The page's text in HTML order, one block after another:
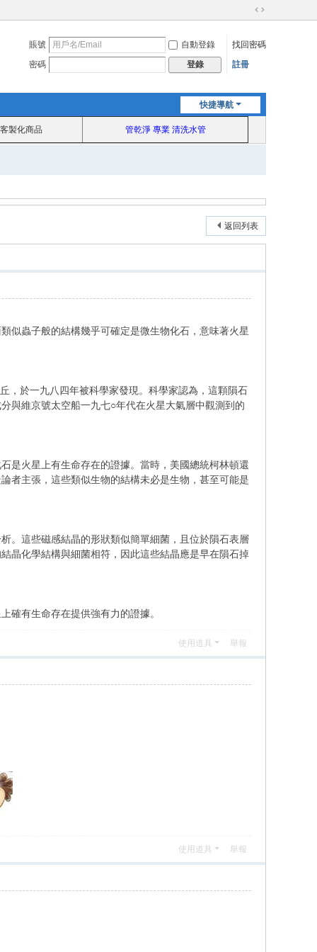
切
到
賬號 自動登錄
找回密碼
密碼
登錄 註冊
快捷導航
製化商品 管乾淨 專業 清洗水管
返回列表
似蟲子般的結構幾乎可確定是微生物化石，意味著火星
，於一九八四年被科學家發現。科學家認為，這顆隕石
與維京號太空船一九七○年代在火星大氣層中觀測到的
是火星上有生命存在的證據。當時，美國總統柯林頓還
者主張，這些類似生物的結構未必是生物，甚至可能是
。這些磁感結晶的形狀類似簡單細菌，且位於隕石表層
晶化學結構與細菌相符，因此這些結晶應是早在隕石掉
確有生命存在提供強有力的證據。
使用道具 舉報
使用道具 舉報